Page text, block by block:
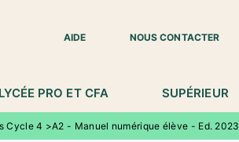
AIDE
NOUS CONTACTER
LYCÉE PRO ET CFA SUPÉRIEUR
Cycle 4 >A2 - Manuel numérique élève - Ed. 2023